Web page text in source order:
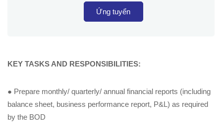
Ứng tuyển
KEY TASKS AND RESPONSIBILITIES:
● Prepare monthly/ quarterly/ annual financial reports (including
balance sheet, business performance report, P&L) as required
by the BOD